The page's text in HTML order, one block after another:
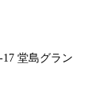
堂島グラン